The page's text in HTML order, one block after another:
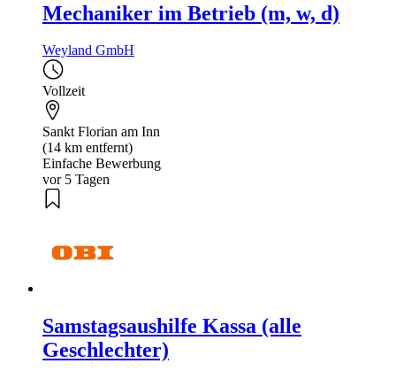
Mechaniker im Betrieb (m, w, d)
Weyland GmbH
Vollzeit
Sankt Florian am Inn
(14 km entfernt)
Einfache Bewerbung
vor 5 Tagen
Samstagsaushilfe Kassa (alle
Geschlechter)